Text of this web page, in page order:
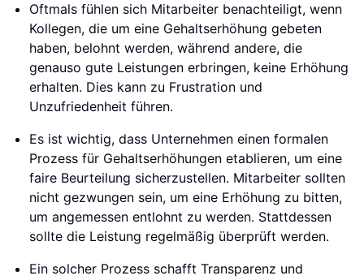
Oftmals fühlen sich Mitarbeiter benachteiligt, wenn
Kollegen, die um eine Gehaltserhöhung gebeten
haben, belohnt werden, während andere, die
genauso gute Leistungen erbringen, keine Erhöhung
erhalten. Dies kann zu Frustration und
Unzufriedenheit führen.
Es ist wichtig, dass Unternehmen einen formalen
Prozess für Gehaltserhöhungen etablieren, um eine
faire Beurteilung sicherzustellen. Mitarbeiter sollten
nicht gezwungen sein, um eine Erhöhung zu bitten,
um angemessen entlohnt zu werden. Stattdessen
sollte die Leistung regelmäßig überprüft werden.
Ein solcher Prozess schafft Transparenz und